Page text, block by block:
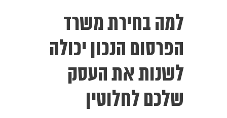
למה בחירת משרד
הפרסום הנכון יכולה
לשנות את העסק
שלכם לחלוטין